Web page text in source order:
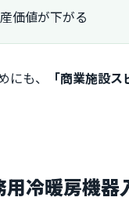
価値が下がる
にも、 「商業施設
冷暖房機器